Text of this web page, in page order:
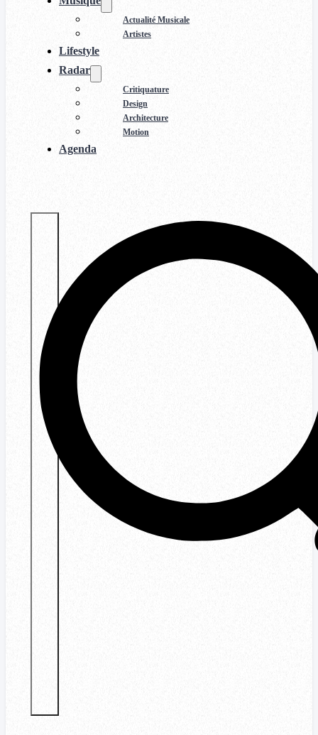
Actualité Musicale
Artistes
Lifestyle
Radar
Critiquature
Design
Architecture
Motion
Agenda